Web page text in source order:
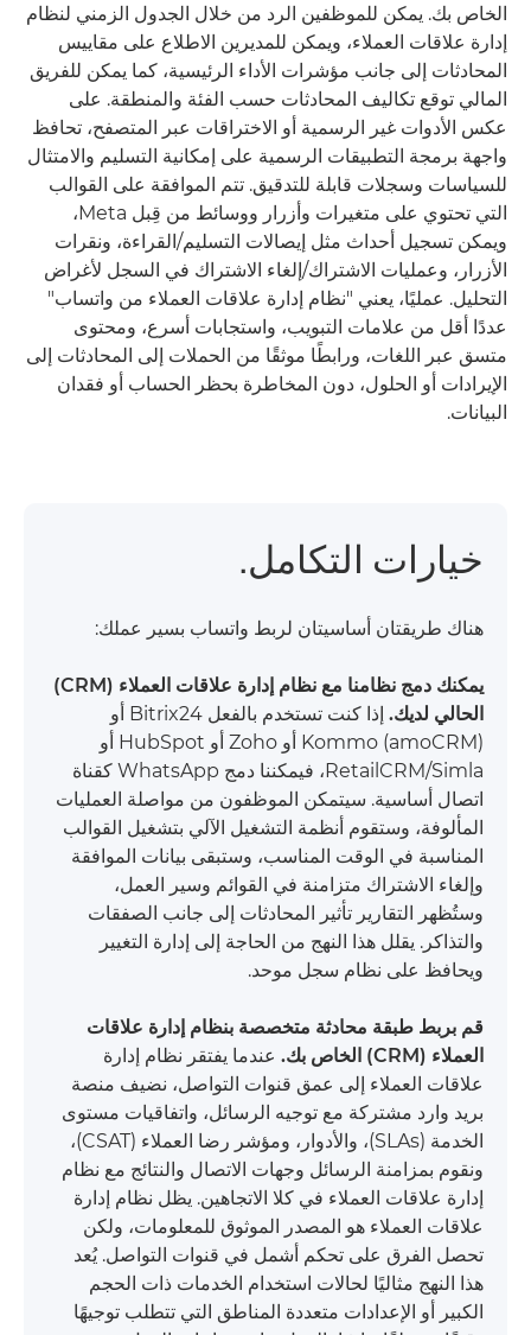
الخاص بك. يمكن للموظفين الرد من خلال الجدول الزمني لنظام
إدارة علاقات العملاء، ويمكن للمديرين الاطلاع على مقاييس
المحادثات إلى جانب مؤشرات الأداء الرئيسية، كما يمكن للفريق
المالي توقع تكاليف المحادثات حسب الفئة والمنطقة. على
عكس الأدوات غير الرسمية أو الاختراقات عبر المتصفح، تحافظ
واجهة برمجة التطبيقات الرسمية على إمكانية التسليم والامتثال
للسياسات وسجلات قابلة للتدقيق. تتم الموافقة على القوالب
التي تحتوي على متغيرات وأزرار ووسائط من قِبل Meta،
ويمكن تسجيل أحداث مثل إيصالات التسليم/القراءة، ونقرات
الأزرار، وعمليات الاشتراك/إلغاء الاشتراك في السجل لأغراض
التحليل. عمليًا، يعني "نظام إدارة علاقات العملاء من واتساب"
عددًا أقل من علامات التبويب، واستجابات أسرع، ومحتوى
متسق عبر اللغات، ورابطًا موثقًا من الحملات إلى المحادثات إلى
الإيرادات أو الحلول، دون المخاطرة بحظر الحساب أو فقدان
البيانات.
خيارات التكامل.
هناك طريقتان أساسيتان لربط واتساب بسير عملك:
يمكنك دمج نظامنا مع نظام إدارة علاقات العملاء (CRM)
الحالي لديك.
إذا كنت تستخدم بالفعل Bitrix24 أو
Kommo (amoCRM) أو Zoho أو HubSpot أو
RetailCRM/Simla، فيمكننا دمج WhatsApp كقناة
اتصال أساسية. سيتمكن الموظفون من مواصلة العمليات
المألوفة، وستقوم أنظمة التشغيل الآلي بتشغيل القوالب
المناسبة في الوقت المناسب، وستبقى بيانات الموافقة
وإلغاء الاشتراك متزامنة في القوائم وسير العمل،
وستُظهر التقارير تأثير المحادثات إلى جانب الصفقات
والتذاكر. يقلل هذا النهج من الحاجة إلى إدارة التغيير
ويحافظ على نظام سجل موحد.
قم بربط طبقة محادثة متخصصة بنظام إدارة علاقات
العملاء (CRM) الخاص بك.
عندما يفتقر نظام إدارة
علاقات العملاء إلى عمق قنوات التواصل، نضيف منصة
بريد وارد مشتركة مع توجيه الرسائل، واتفاقيات مستوى
الخدمة (SLAs)، والأدوار، ومؤشر رضا العملاء (CSAT)،
ونقوم بمزامنة الرسائل وجهات الاتصال والنتائج مع نظام
إدارة علاقات العملاء في كلا الاتجاهين. يظل نظام إدارة
علاقات العملاء هو المصدر الموثوق للمعلومات، ولكن
تحصل الفرق على تحكم أشمل في قنوات التواصل. يُعد
هذا النهج مثاليًا لحالات استخدام الخدمات ذات الحجم
الكبير أو الإعدادات متعددة المناطق التي تتطلب توجيهًا